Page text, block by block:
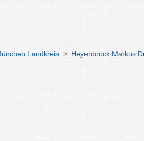
Landkreis > Heyenbrock Markus